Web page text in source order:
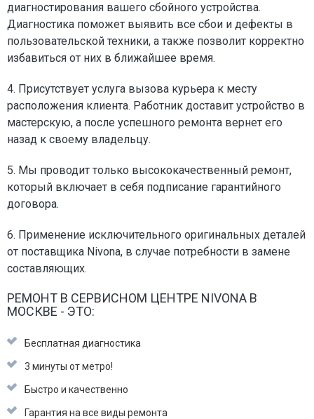
диагностирования вашего сбойного устройства.
Диагностика поможет выявить все сбои и дефекты в
пользовательской техники, а также позволит корректно
избавиться от них в ближайшее время.
4. Присутствует услуга вызова курьера к месту
расположения клиента. Работник доставит устройство в
мастерскую, а после успешного ремонта вернет его
назад к своему владельцу.
5. Мы проводит только высококачественный ремонт,
который включает в себя подписание гарантийного
договора.
6. Применение исключительного оригинальных деталей
от поставщика Nivona, в случае потребности в замене
составляющих.
РЕМОНТ В СЕРВИСНОМ ЦЕНТРЕ NIVONA В
МОСКВЕ - ЭТО:
Бесплатная диагностика
3 минуты от метро!
Быстро и качественно
Гарантия на все виды ремонта